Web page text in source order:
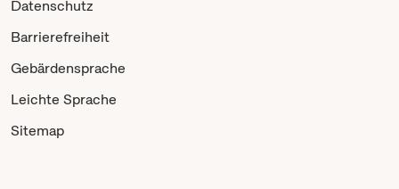
Datenschutz
Barrierefreiheit
Gebärdensprache
Leichte Sprache
Sitemap